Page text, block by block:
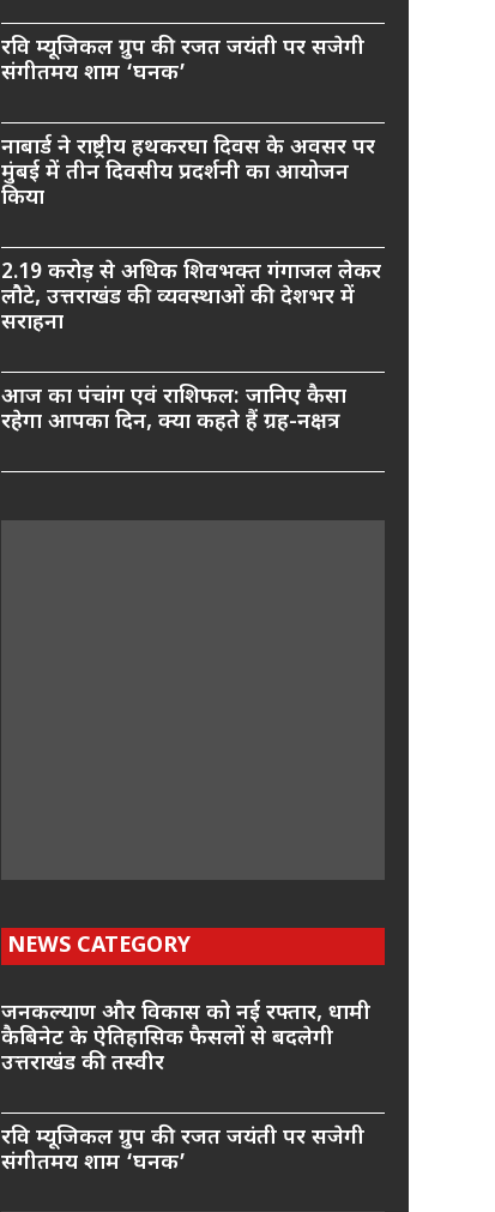
रवि म्यूजिकल ग्रुप की रजत जयंती पर सजेगी
संगीतमय शाम ‘घनक’
नाबार्ड ने राष्ट्रीय हथकरघा दिवस के अवसर पर
मुंबई में तीन दिवसीय प्रदर्शनी का आयोजन
किया
2.19 करोड़ से अधिक शिवभक्त गंगाजल लेकर
लौटे, उत्तराखंड की व्यवस्थाओं की देशभर में
सराहना
आज का पंचांग एवं राशिफल: जानिए कैसा
रहेगा आपका दिन, क्या कहते हैं ग्रह-नक्षत्र
NEWS CATEGORY
जनकल्याण और विकास को नई रफ्तार, धामी
कैबिनेट के ऐतिहासिक फैसलों से बदलेगी
उत्तराखंड की तस्वीर
रवि म्यूजिकल ग्रुप की रजत जयंती पर सजेगी
संगीतमय शाम ‘घनक’